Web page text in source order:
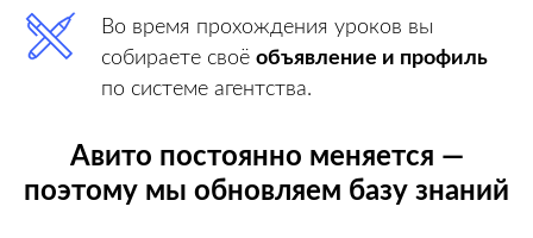
Во время прохождения уроков вы
собираете своё объявление и профиль
по системе агентства.
Авито постоянно меняется —
поэтому мы обновляем базу знаний